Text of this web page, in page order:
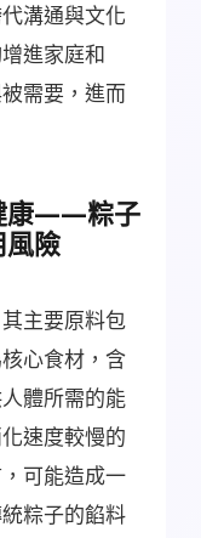
溝通與文化
進家庭和
需要，進而
康——粽子
風險
主要原料包
心食材，含
體所需的能
速度較慢的
可能造成一
粽子的餡料